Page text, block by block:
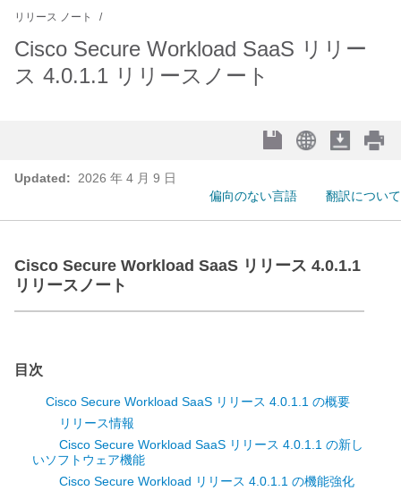
リリース ノート
Cisco Secure Workload SaaS リリー
ス 4.0.1.1 リリースノート
Updated:
2026 年 4 月 9 日
偏向のない言語
翻訳について
Cisco Secure Workload SaaS リリース 4.0.1.1
リリースノート
目次
Cisco Secure Workload SaaS リリース 4.0.1.1 の概要
リリース情報
Cisco Secure Workload SaaS リリース 4.0.1.1 の新し
いソフトウェア機能
Cisco Secure Workload リリース 4.0.1.1 の機能強化